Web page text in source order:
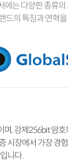
에는 다양한 종류
드의 특징과 연혁
며, 강제256bit 암호
시장에서 가장 경
니다.